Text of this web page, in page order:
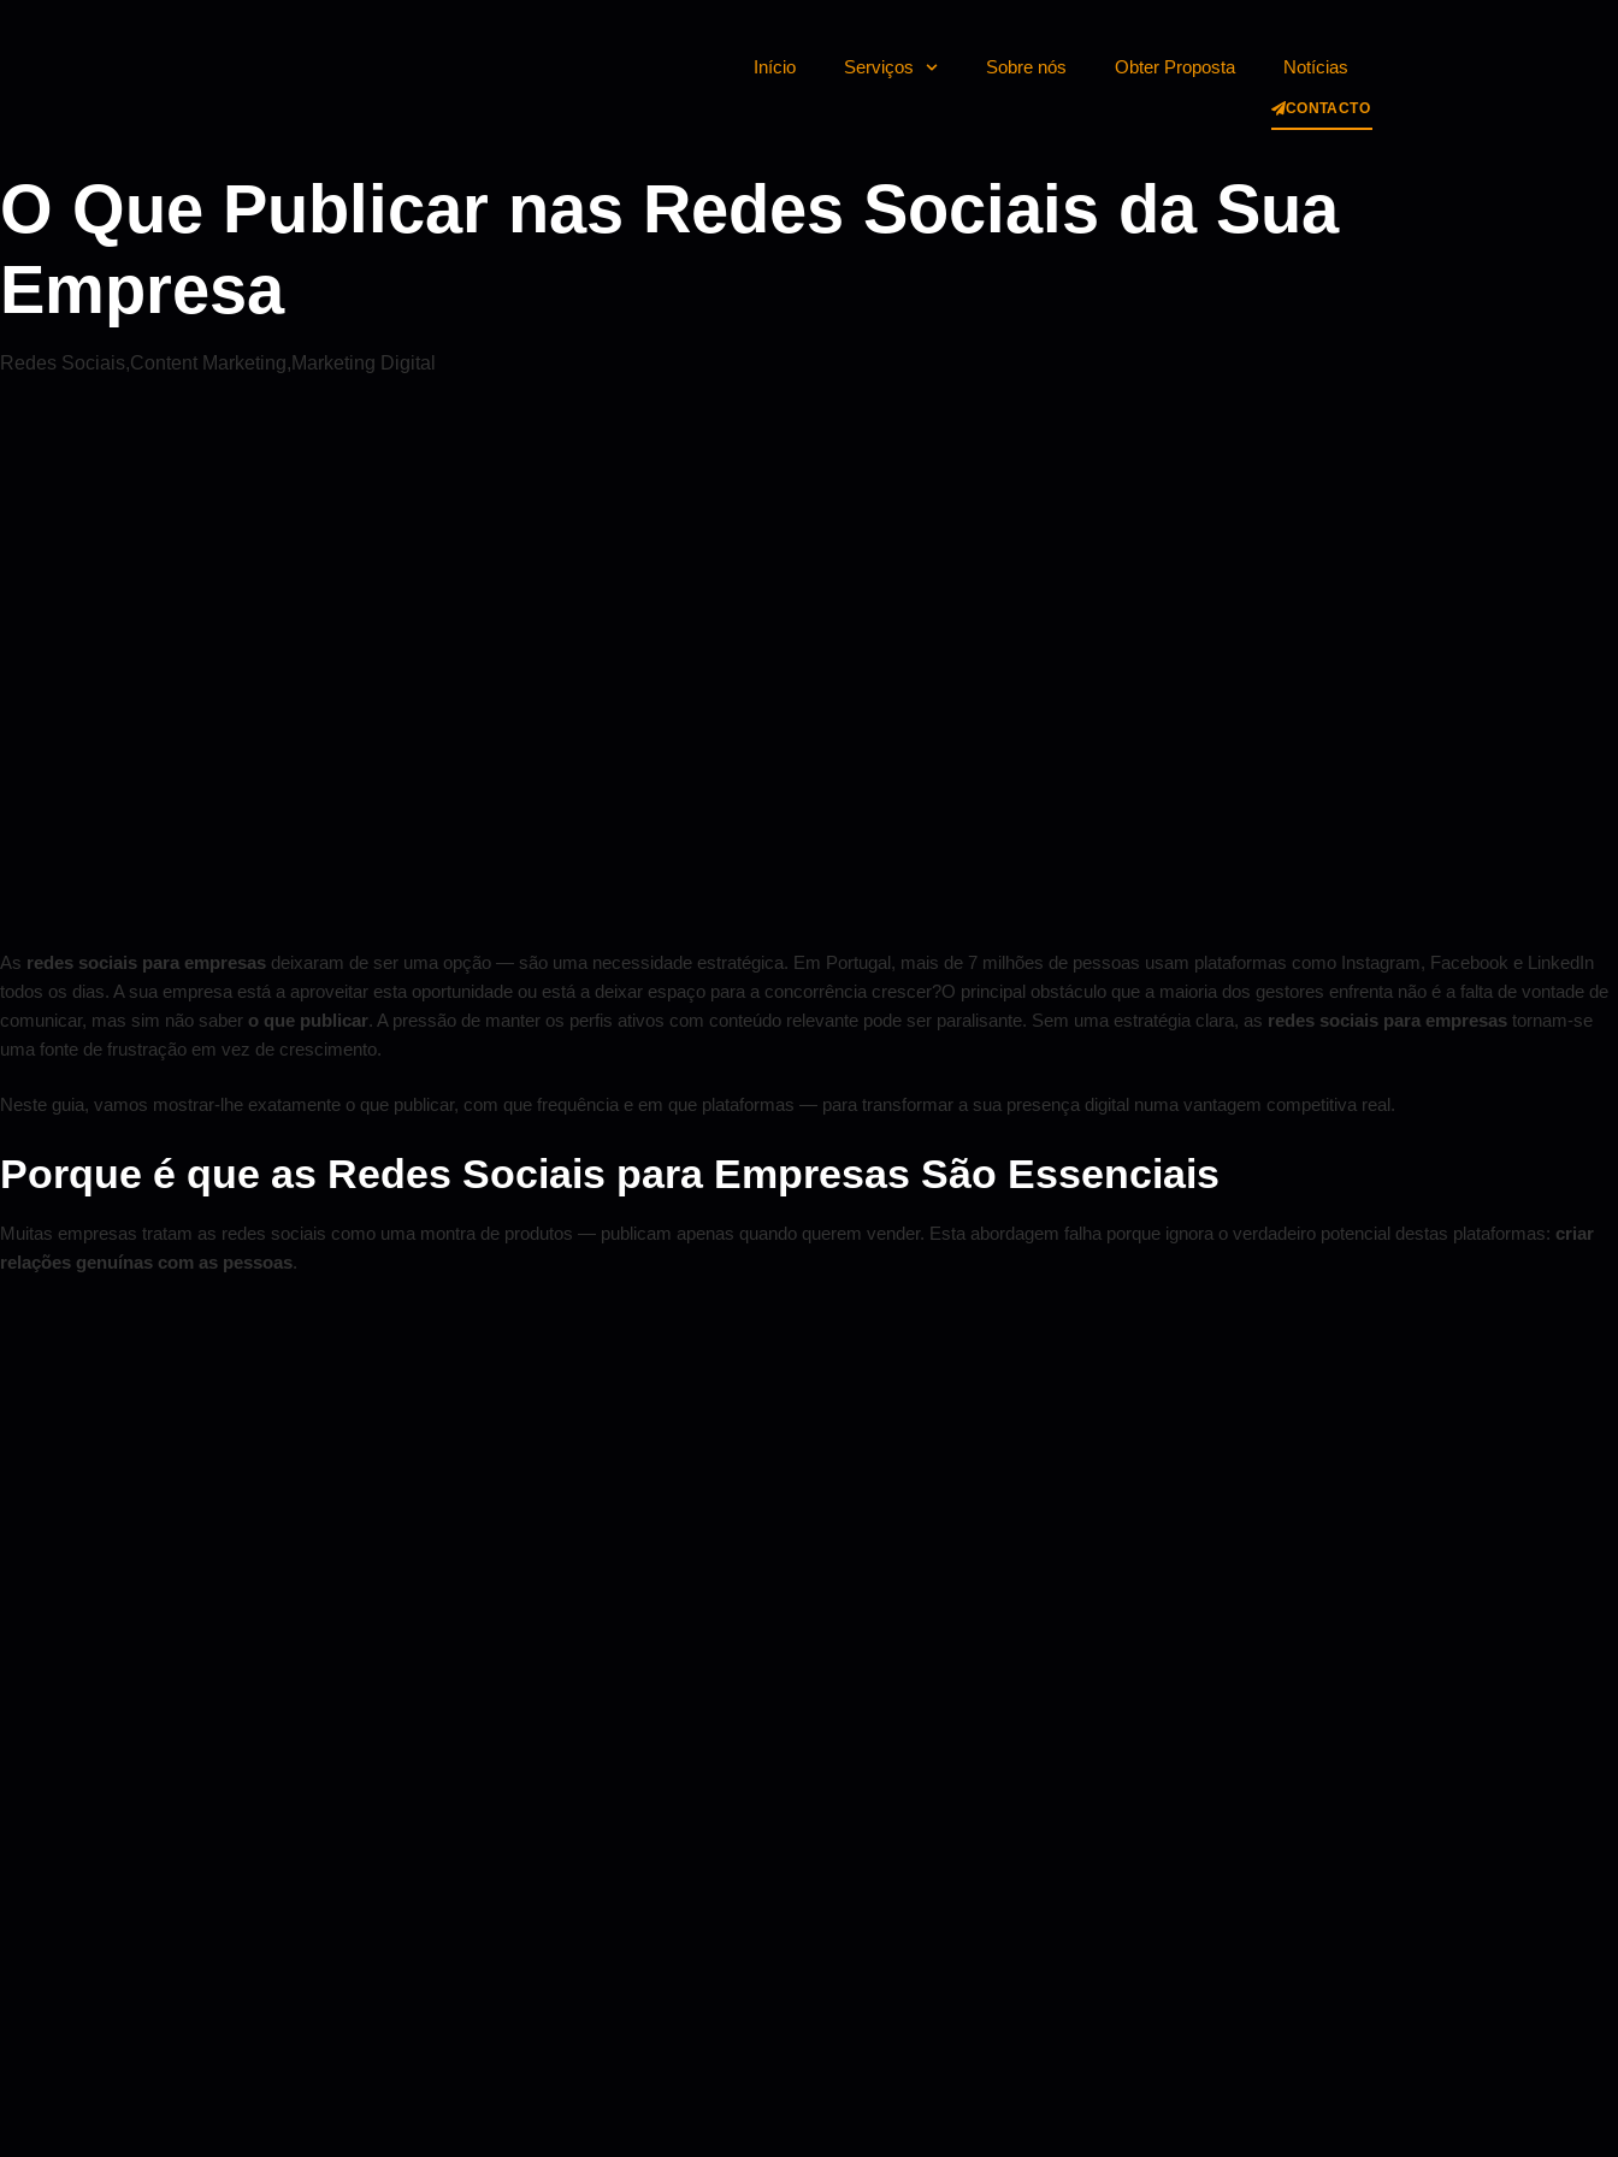
Início Serviços Sobre nós Obter Proposta Notícias
CONTACTO
O Que Publicar nas Redes Sociais da Sua
Empresa
Redes Sociais,Content Marketing, Marketing Digital
As redes sociais para empresas deixaram de ser uma opção — são uma necessidade estratégica. Em Portugal, mais de 7 milhões de pessoas usam plataformas como Instagram, Facebook e LinkedIn
todos os dias. A sua empresa está a aproveitar esta oportunidade ou está a deixar espaço para a concorrência crescer?O principal obstáculo que a maioria dos gestores enfrenta não é a falta de vontade de
comunicar, mas sim não saber o que publicar. A pressão de manter os perfis ativos com conteúdo relevante pode ser paralisante. Sem uma estratégia clara, as redes sociais para empresas tornam-se
uma fonte de frustração em vez de crescimento.
Neste guia, vamos mostrar-lhe exatamente o que publicar, com que frequência e em que plataformas — para transformar a sua presença digital numa vantagem competitiva real.
Porque é que as Redes Sociais para Empresas São Essenciais
Muitas empresas tratam as redes sociais como uma montra de produtos — publicam apenas quando querem vender. Esta abordagem falha porque ignora o verdadeiro potencial destas plataformas: criar
relações genuínas com as pessoas.